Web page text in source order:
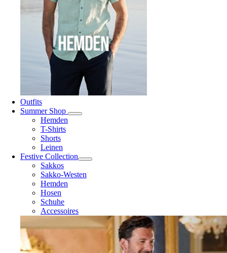
Outfits
Summer Shop
Hemden
T-Shirts
Shorts
Leinen
Festive Collection
Sakkos
Sakko-Westen
Hemden
Hosen
Schuhe
Accessoires